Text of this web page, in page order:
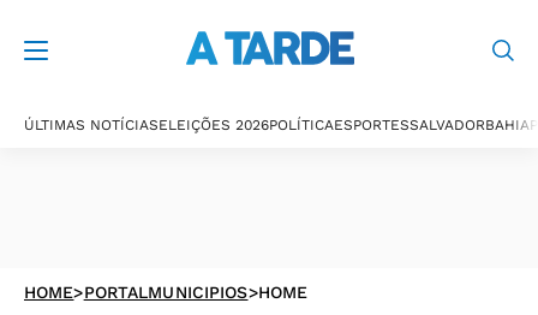
ÚLTIMAS NOTÍCIASELEIÇÕES 2026POLÍTICAESPORTESSALVADORBAHIA
HOME>PORTALMUNICIPIOS>HOME